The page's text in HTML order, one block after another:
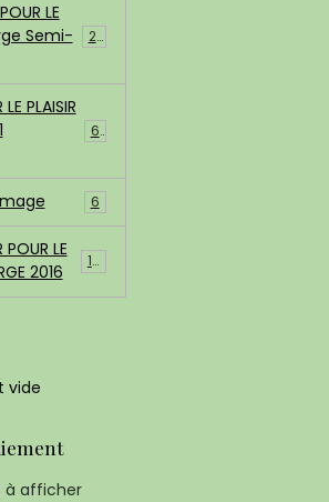
LE
Semi-
200
PLAISIR
68
6
POUR LE
2016
183
vide
à afficher